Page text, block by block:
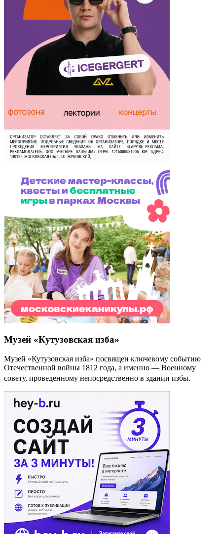
Музей «Кутузовская изба»
Музей «Кутузовская изба» посвящен ключевому событию
Отечественной войны 1812 года, а именно — Военному
совету, проведенному непосредственно в здании избы.